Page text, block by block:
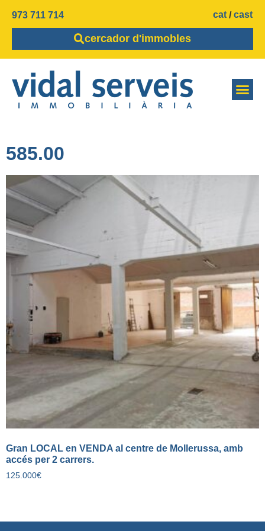
973 711 714 cat cast
cercador d'immobles
585.00
Gran LOCAL en VENDA al centre de Mollerussa, amb
accés per 2 carrers.
125.000€